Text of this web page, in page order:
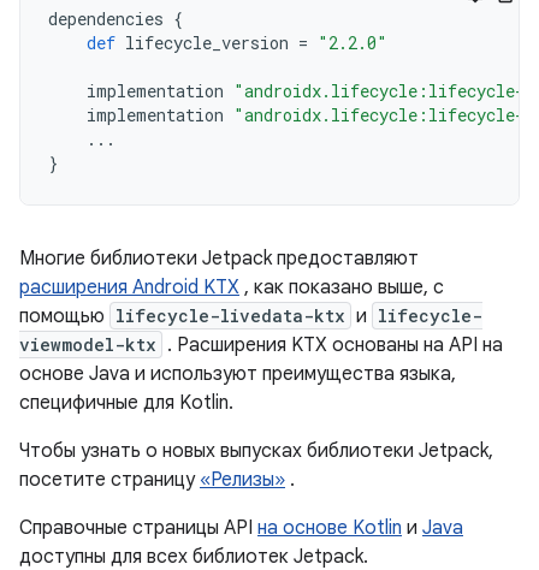
dependencies {
def lifecycle_version = "2.2.0"
implementation "androidx.lifecycle:lifecycle-
implementation "androidx.lifecycle:lifecycle-
...
}
Многие библиотеки Jetpack предоставляют
расширения Android KTX , как показано выше, с
помощью lifecycle-livedata-ktx и lifecycle-
viewmodel-ktx . Расширения KTX основаны на API на
основе Java и используют преимущества языка,
специфичные для Kotlin.
Чтобы узнать о новых выпусках библиотеки Jetpack,
посетите страницу «Релизы» .
Справочные страницы API на основе Kotlin и Java
доступны для всех библиотек Jetpack.